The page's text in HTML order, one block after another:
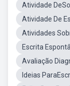
Atividade
Atividade De
Atividades
Escrita
Avaliação
Ideias